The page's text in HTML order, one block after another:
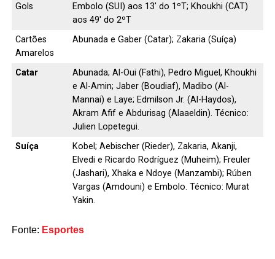
Gols
Embolo (SUI) aos 13′ do 1ºT; Khoukhi (CAT)
aos 49′ do 2ºT
Cartões
Amarelos
Abunada e Gaber (Catar); Zakaria (Suíça)
Catar
Abunada; Al-Oui (Fathi), Pedro Miguel, Khoukhi
e Al-Amin; Jaber (Boudiaf), Madibo (Al-
Mannai) e Laye; Edmilson Jr. (Al-Haydos),
Akram Afif e Abdurisag (Alaaeldin). Técnico:
Julien Lopetegui.
Suíça
Kobel; Aebischer (Rieder), Zakaria, Akanji,
Elvedi e Ricardo Rodríguez (Muheim); Freuler
(Jashari), Xhaka e Ndoye (Manzambi); Rúben
Vargas (Amdouni) e Embolo. Técnico: Murat
Yakin.
Fonte: Esportes